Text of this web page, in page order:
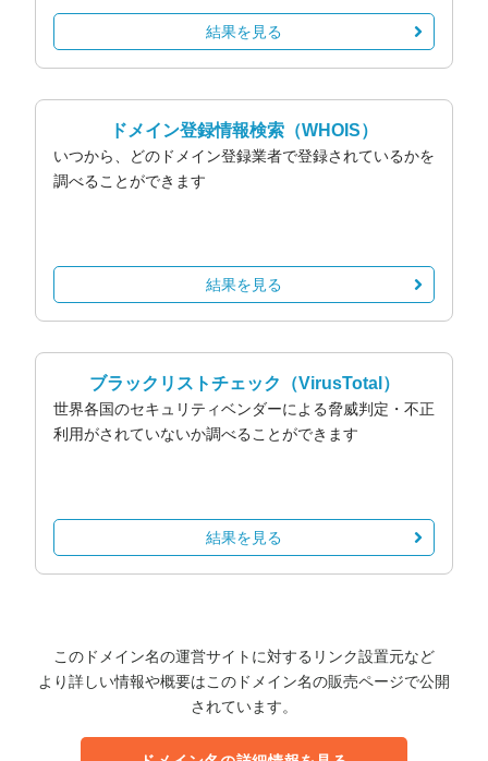
結果を見る
ドメイン登録情報検索 （WHOIS）
いつから、どのドメイン登録業者で登録されているかを
調べることができます
結果を見る
ブラックリストチェック （VirusTotal）
世界各国のセキュリティベンダーによる脅威判定・不正
利用がされていないか調べることができます
結果を見る
このドメイン名の運営サイトに対するリンク設置元など
より詳しい情報や概要はこのドメイン名の販売ページで公開
されています。